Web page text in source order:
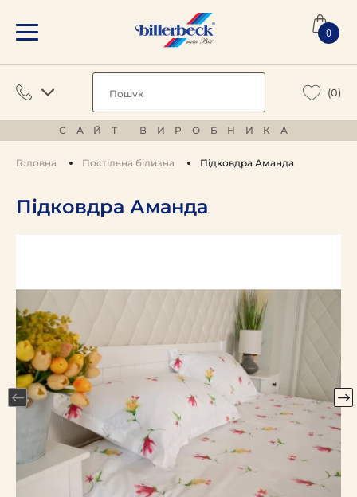
0
(0)
САЙТ ВИРОБНИКА
Головна Постільна білизна Підковдра Аманда
Підковдра Аманда